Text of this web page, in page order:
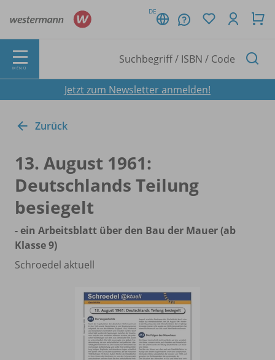
DE
MENÜ
Jetzt zum Newsletter anmelden!
Zurück
13. August 1961:
Deutschlands Teilung
besiegelt
- ein Arbeitsblatt über den Bau der Mauer (ab
Klasse 9)
Schroedel aktuell